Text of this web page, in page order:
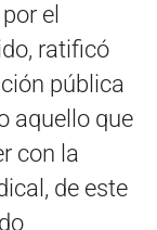
el
ratificó
pública
aquello que
con la
de este